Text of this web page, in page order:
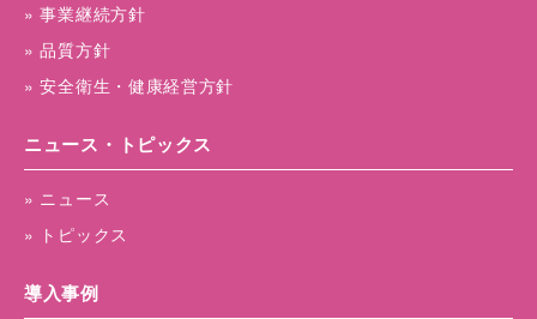
» 事業継続方針
» 品質方針
» 安全衛生・健康経営方針
ニュース・トピックス
» ニュース
» トピックス
導入事例